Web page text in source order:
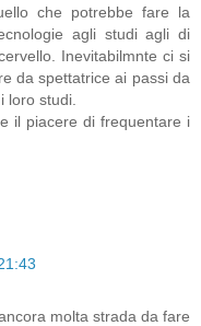
che potrebbe fare la
agli studi agli di
Inevitabilmnte ci si
da spettatrice ai passi da
loro studi.
il piacere di frequentare i
molta strada da fare